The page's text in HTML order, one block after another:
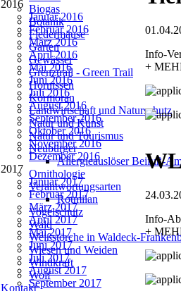
Biogas
Botanik
Fledermäuse
Garten
Gewässer
Grenztrail - Green Trail
Hornissen
Kormoran
Landwirtschaft und Naturschutz
Natur und Kunst
Natur und Tourismus
Neubürger
Allergieauslöser Beifuß-
Ornithologie
Verantwortungsarten
Rotmilan
Vogelschutz
Wald
Weißstörche in Waldeck-
Wiesen und Weiden
Windkraft
Wolf
Kontakt
2016
Januar 2016
Februar 2016
März 2016
April 2016
Mai 2016
Juni 2016
Juli 2016
August 2016
September 2016
Oktober 2016
November 2016
Dezember 2016
2017
Januar 2017
Februar 2017
März 2017
April 2017
Mai 2017
Juni 2017
Juli 2017
August 2017
September 2017
Info-
+
Info-
+